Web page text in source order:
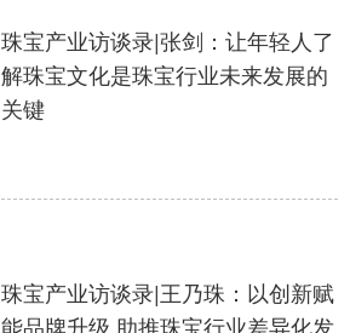
珠宝产业访谈录|张剑：让年轻人了
解珠宝文化是珠宝行业未来发展的
关键
珠宝产业访谈录|王乃珠：以创新赋
能品牌升级 助推珠宝行业差异化发